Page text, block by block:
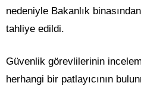
nedeniyle Bakanlık
tahliye edildi.
Güvenlik görevlilerinin
herhangi bir patlayıcının